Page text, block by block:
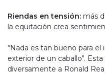
Riendas en tensión: más
la equitación crea
"Nada es tan bueno para
exterior de un caballo".
diversamente a Ronald